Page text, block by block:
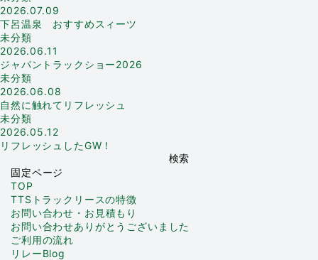
2026.07.09
下呂温泉 おすすめスィーツ
未分類
2026.06.11
ジャパントラックショー2026
未分類
2026.06.08
自然に触れてリフレッシュ
未分類
2026.05.12
リフレッシュしたGW！
索:
固定ページ
TOP
TTSトラックリースの特徴
お問い合わせ・お見積もり
お問い合わせありがとうございました
ご利用の流れ
リレーBlog